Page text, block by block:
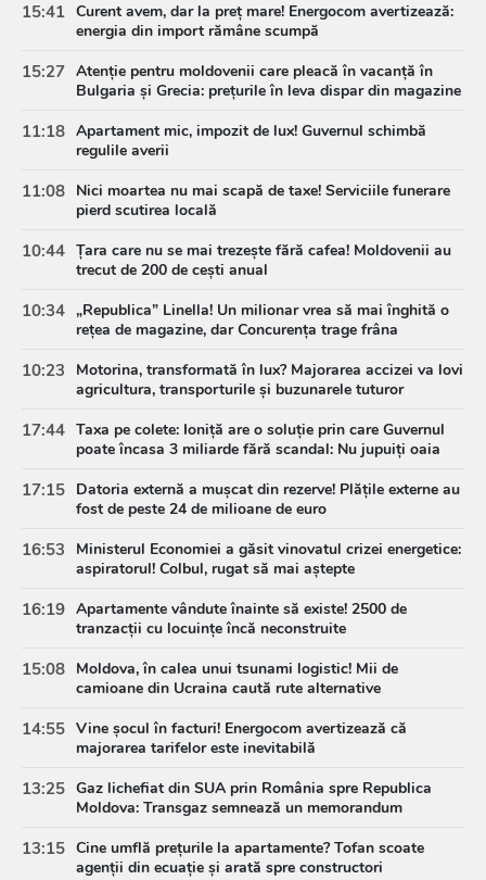
15:41 Curent avem, dar la preț mare! Energocom avertizează:
energia din import rămâne scumpă
15:27 Atenție pentru moldovenii care pleacă în vacanță în
Bulgaria și Grecia: prețurile în leva dispar din magazine
11:18 Apartament mic, impozit de lux! Guvernul schimbă
regulile averii
11:08 Nici moartea nu mai scapă de taxe! Serviciile funerare
pierd scutirea locală
10:44 Țara care nu se mai trezește fără cafea! Moldovenii au
trecut de 200 de cești anual
10:34 „Republica” Linella! Un milionar vrea să mai înghită o
rețea de magazine, dar Concurența trage frâna
10:23
Motorina, transformată în lux? Majorarea accizei va lovi
agricultura, transporturile și buzunarele tuturor
17:44 Taxa pe colete: Ioniță are o soluție prin care Guvernul
poate încasa 3 miliarde fără scandal: Nu jupuiți oaia
17:15 Datoria externă a mușcat din rezerve! Plățile externe au
fost de peste 24 de milioane de euro
16:53
Ministerul Economiei a găsit vinovatul crizei energetice:
aspiratorul! Colbul, rugat să mai aștepte
16:19 Apartamente vândute înainte să existe! 2500 de
tranzacții cu locuințe încă neconstruite
15:08 Moldova, în calea unui tsunami logistic! Mii de
camioane din Ucraina caută rute alternative
14:55 Vine șocul în facturi! Energocom avertizează că
majorarea tarifelor este inevitabilă
13:25 Gaz lichefiat din SUA prin România spre Republica
Moldova: Transgaz semnează un memorandum
13:15 Cine umflă prețurile la apartamente? Tofan scoate
agenții din ecuație și arată spre constructori